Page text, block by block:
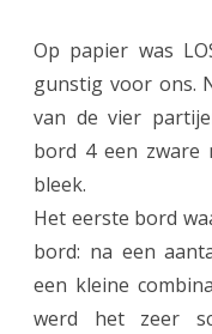
Op papier was
gunstig voor ons.
van de vier
bord 4 een zware
bleek.
Het eerste bord
bord: na een
een kleine
werd het zeer